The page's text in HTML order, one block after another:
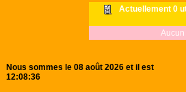
Actuellement 0
Nous sommes le 08 août 2026 et il est
12:08:36